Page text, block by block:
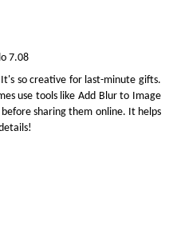
7.08
so creative for last-minute gifts.
use tools likeAdd Blur to Image
sharing them online. It helps